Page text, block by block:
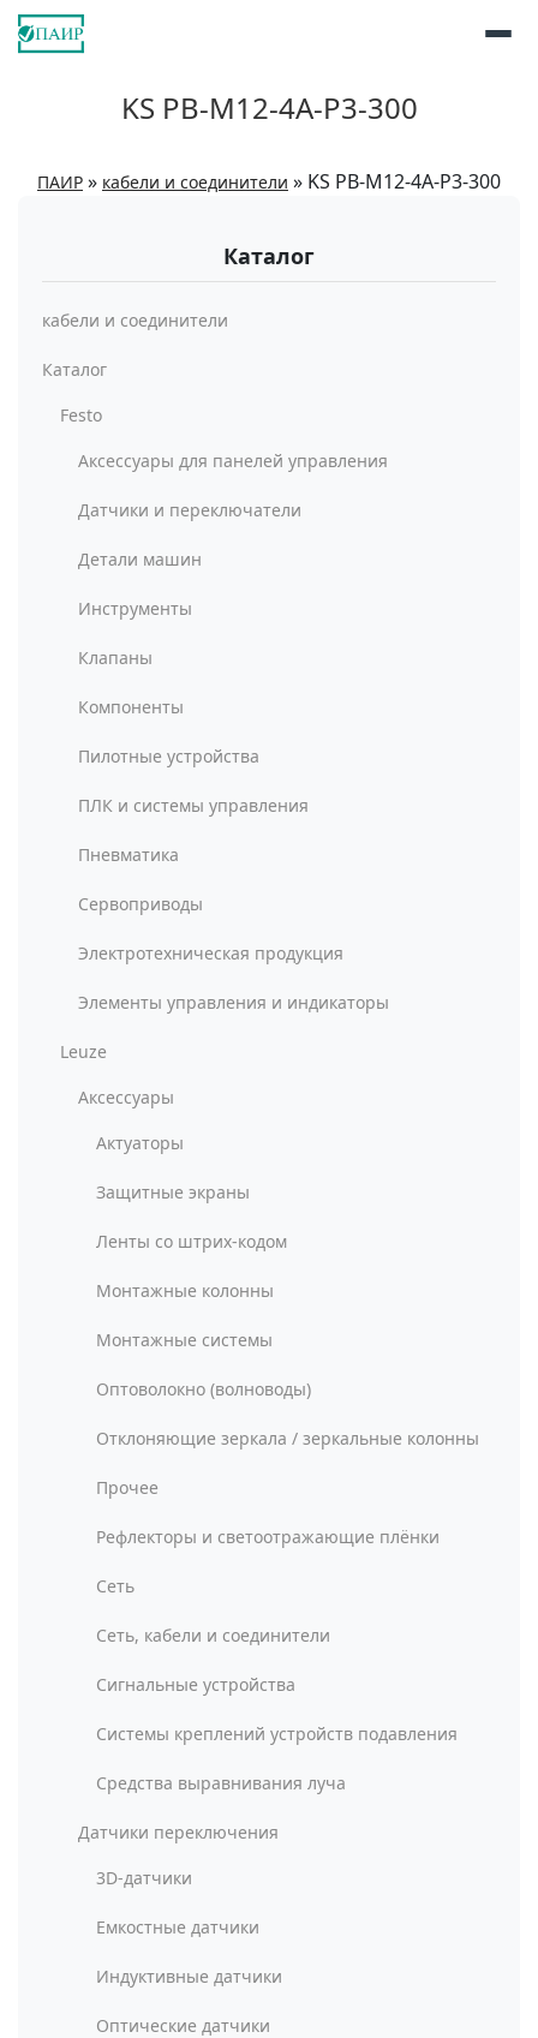
KS PB-M12-4A-P3-300
ПАИР » кабели и соединители » KS PB-M12-4A-P3-300
Каталог
кабели и соединители
Каталог
Festo
Аксессуары для панелей управления
Датчики и переключатели
Детали машин
Инструменты
Клапаны
Компоненты
Пилотные устройства
ПЛК и системы управления
Пневматика
Сервоприводы
Электротехническая продукция
Элементы управления и индикаторы
Leuze
Аксессуары
Актуаторы
Защитные экраны
Ленты со штрих-кодом
Монтажные колонны
Монтажные системы
Оптоволокно (волноводы)
Отклоняющие зеркала / зеркальные колонны
Прочее
Рефлекторы и светоотражающие плёнки
Сеть
Сеть, кабели и соединители
Сигнальные устройства
Системы креплений устройств подавления
Средства выравнивания луча
Датчики переключения
3D-датчики
Емкостные датчики
Индуктивные датчики
Оптические датчики